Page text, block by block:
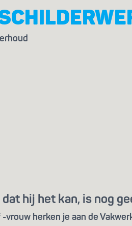
hij het kan, is nog
vrouw herken je aan de